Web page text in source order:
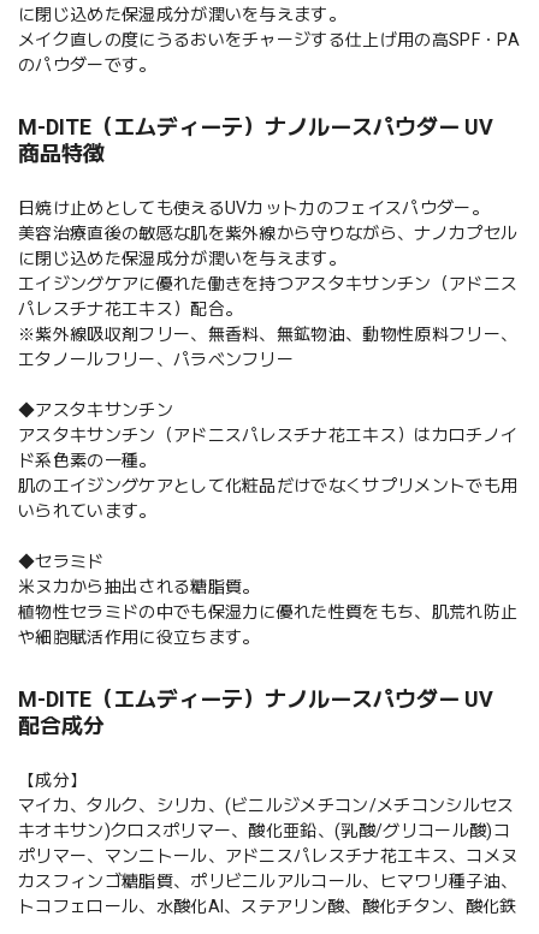
に閉じ込めた保湿成分が潤いを与えます。
メイク直しの度にうるおいをチャージする仕上げ用の高SPF・PA
のパウダーです。
M-DITE（エムディーテ）ナノルースパウダー UV
商品特徴
日焼け止めとしても使えるUVカット力のフェイスパウダー。
美容治療直後の敏感な肌を紫外線から守りながら、ナノカプセル
に閉じ込めた保湿成分が潤いを与えます。
エイジングケアに優れた働きを持つアスタキサンチン（アドニス
パレスチナ花エキス）配合。
※紫外線吸収剤フリー、無香料、無鉱物油、動物性原料フリー、
エタノールフリー、パラベンフリー
◆アスタキサンチン
アスタキサンチン（アドニスパレスチナ花エキス）はカロチノイ
ド系色素の一種。
肌のエイジングケアとして化粧品だけでなくサプリメントでも用
いられています。
◆セラミド
米ヌカから抽出される糖脂質。
植物性セラミドの中でも保湿力に優れた性質をもち、肌荒れ防止
や細胞賦活作用に役立ちます。
M-DITE（エムディーテ）ナノルースパウダー UV
配合成分
【成分】
マイカ、タルク、シリカ、(ビニルジメチコン/メチコンシルセス
キオキサン)クロスポリマー、酸化亜鉛、(乳酸/グリコール酸)コ
ポリマー、マンニトール、アドニスパレスチナ花エキス、コメヌ
カスフィンゴ糖脂質、ポリビニルアルコール、ヒマワリ種子油、
トコフェロール、水酸化AI、ステアリン酸、酸化チタン、酸化鉄